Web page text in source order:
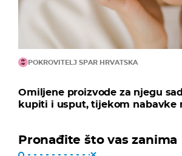
POKROVITELJ SPAR HRVATSKA
Omiljene proizvode za njegu
kupiti i usput, tijekom nabavke
Pronađite što vas zanima